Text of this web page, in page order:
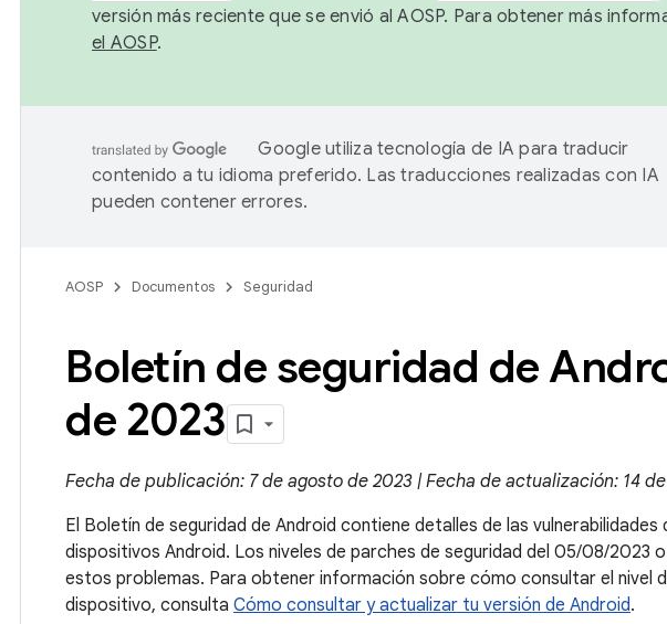
versión más reciente que se envió al AOSP. Para obtener más
el AOSP.
Google utiliza tecnología de IA para traducir
contenido a tu idioma preferido. Las traducciones realizadas con IA
pueden contener errores.
AOSP Documentos Seguridad
Boletín de seguridad de
de 2023
Fecha de publicación: 7 de agosto de 2023 | Fecha de actualización: 14
El Boletín de seguridad de Android contiene detalles de las
dispositivos Android. Los niveles de parches de seguridad del 05/08/2023
estos problemas. Para obtener información sobre cómo consultar el nivel
dispositivo, consulta Cómo consultar y actualizar tu versión de Android.